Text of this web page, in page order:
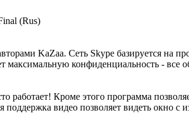
KaZaa. Сеть Skype базируется на
максимальную конфиденциальность -
работает! Кроме этого программа
видео позволяет видеть окно с